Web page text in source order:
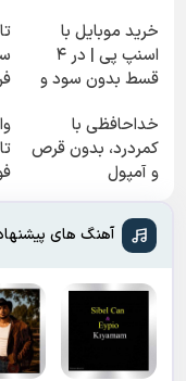
خرید موبایل با
اسنپ پی | در ۴
قسط بدون سود و
خداحافظی با
کمردرد، بدون قرص
و آمپول
آهنگ های